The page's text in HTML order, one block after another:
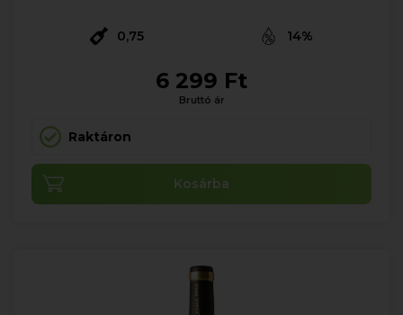
0,75 14%
6 299 Ft
Bruttó ár
Raktáron
Kosárba